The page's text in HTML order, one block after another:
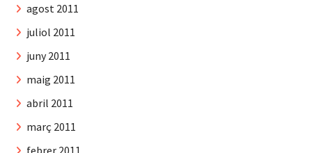
agost 2011
juliol 2011
juny 2011
maig 2011
abril 2011
març 2011